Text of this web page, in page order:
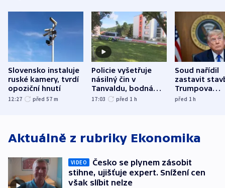
Slovensko instaluje
ruské kamery, tvrdí
opoziční hnutí
12:27 před 57 m
Policie vyšetřuje
násilný čin v
Tanvaldu, bodná
zranění při něm
17:03 před 1 h
Soud nařídil
zastavit
Trumpova
tanečního
před 1h
Aktuálně z rubriky Ekonomika
VIDEO
Česko se plynem zásobit
stihne, ujišťuje expert. Snížení cen
však slíbit nelze